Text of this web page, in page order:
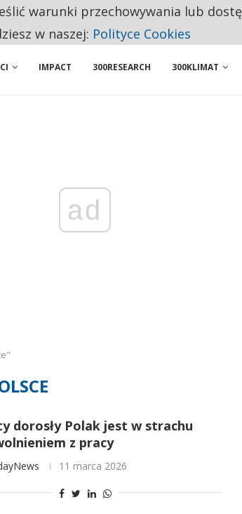
NA PODSTAWOWE ZAKUPY
IMPACT 300RESEARCH 300KLIMAT
ad
dorosły Polak jest w strachu
z pracy
11 marca 2026
warunki przechowywania lub
w naszej: Polityce Cookies